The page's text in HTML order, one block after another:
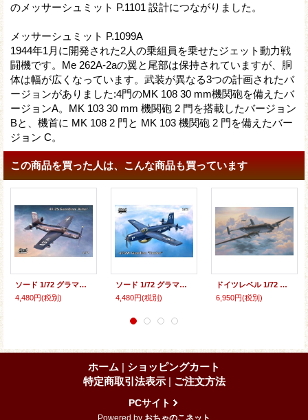
のメッサーシュミット P.1101 設計につながりました。
メッサーシュミット P.1099A
1944年1月に開発された2人の乗組員を乗せたジェット動力戦
闘機です。Me 262A-2aの翼と尾部は保持されていますが、胴
体は幅が広くなっています。武装が異なる3つの計画されたバ
ージョンがありました:4門のMK 108 30 mm機関砲を備えたバ
ージョンA。MK 103 30 mm 機関砲 2 門を搭載したバージョン
Bと、機首に MK 108 2 門と MK 103 機関砲 2 門を備えたバー
ジョン C。
この商品を買った人は、こんな商品も買っています
ソード 1/72 グラマン AF-2S ガーディアン対潜攻撃機 キラー【プラモデル】
4,480円(税別)
ソード 1/72 グラマン AF-2W ガーディアン対潜哨戒機 ハンター【プラモデル】
4,480円(税別)
ドイツレベル 1/72 ユンカース Ju290A-5「シーアドラー」【プラモデル】
6,950円(税別)
ホーム | ショッピングカート
特定商取引法表示 | ご注文方法
PCサイト
Powered by おちゃのこネット